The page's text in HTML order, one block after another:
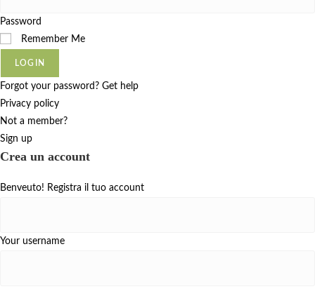
Password
Remember Me
LOGIN
Forgot your password? Get help
Privacy policy
Not a member?
Sign up
Crea un account
Benveuto! Registra il tuo account
Your username